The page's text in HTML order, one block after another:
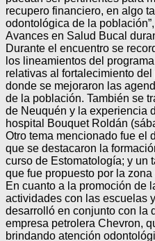
recupero financiero, en algo
odontológica de la
Avances en Salud Bucal
Durante el encuentro se
los lineamientos del
relativas al fortalecimiento
donde se mejoraron las
de la población. También se
de Neuquén y la experiencia
hospital Bouquet Roldán
Otro tema mencionado fue el
que se destacaron la
curso de Estomatología; y un
que fue propuesto por la
En cuanto a la promoción de
actividades con las escuelas
desarrolló en conjunto con la
empresa petrolera Chevron,
brindando atención